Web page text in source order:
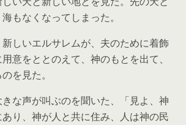
もなくなってしまった。
しいエルサレムが、夫のために着飾
意をととのえて、神のもとを出て、
を見た。
な声が叫ぶのを聞いた、「見よ、神
り、神が人と共に住み、人は神の民